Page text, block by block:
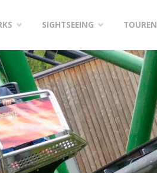
SIGHTSEEING TOUREN